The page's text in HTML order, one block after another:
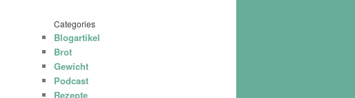
Categories
Blogartikel
Brot
Gewicht
Podcast
Rezepte